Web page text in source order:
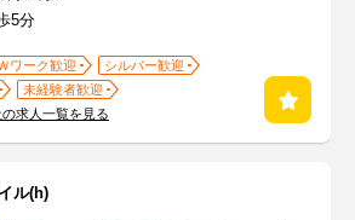
5分
ワーク歓迎
シルバー歓迎
未経験者歓迎
求人一覧を見る
ル(h)